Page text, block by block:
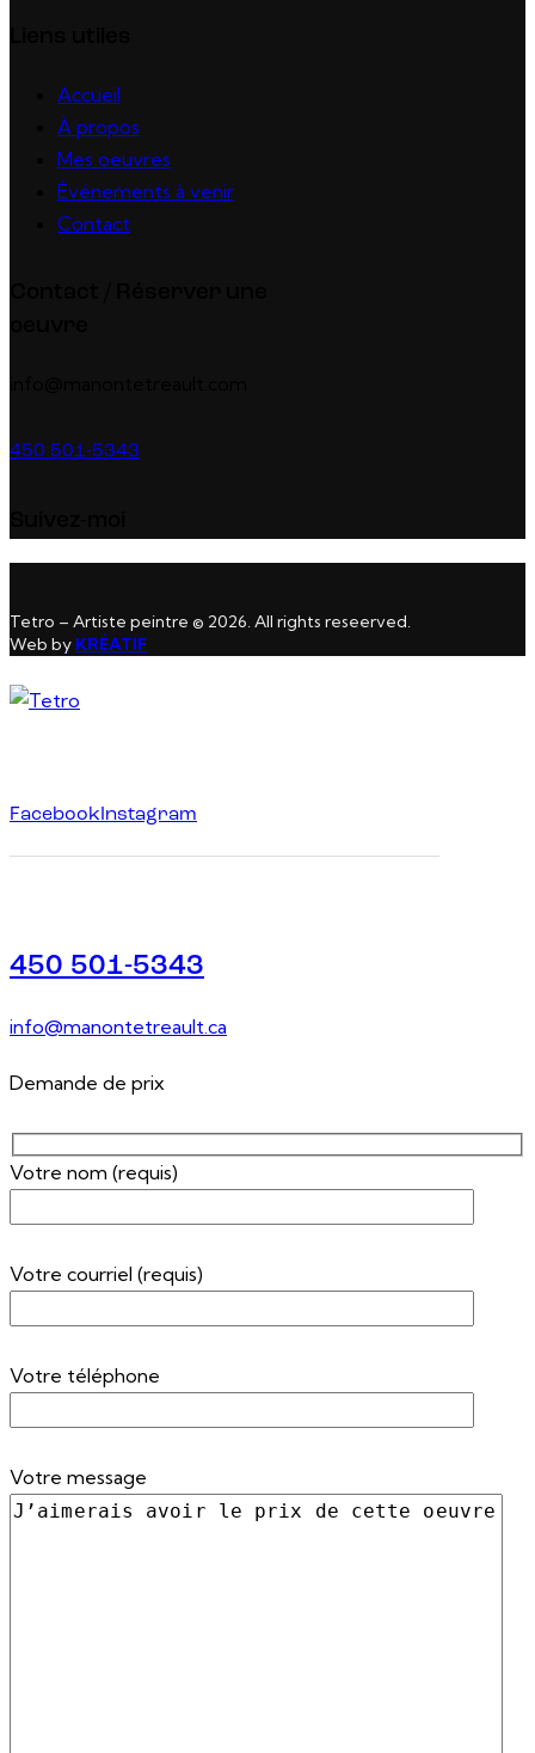
Accueil
À propos
Mes oeuvres
Événements à venir
Contact
450 501-5343
Tetro – Artiste peintre © 2026. All rights reseerved.
Web by KRÉATIF
FacebookInstagram
450 501-5343
info@manontetreault.ca
Demande de prix
Votre nom (requis)
Votre courriel (requis)
Votre téléphone
Votre message